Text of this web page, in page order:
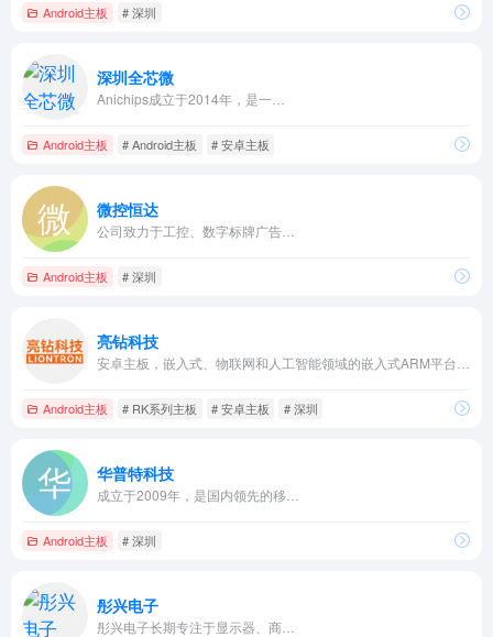
Android主板 # 深圳
深圳全芯微
Anichips成立于2014年，是一…
Android主板 # Android主板 # 安卓主板
微控恒达
公司致力于工控、数字标牌广告…
Android主板 # 深圳
亮钻科技
Android主板 # RK系列主板 # 安卓主板 # 深圳
华普特科技
成立于2009年，是国内领先的移…
Android主板 # 深圳
彤兴电子
彤兴电子长期专注于显示器、商…